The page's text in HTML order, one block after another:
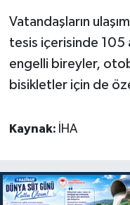
Vatandaşların
tesis içerisinde 105
engelli bireyler,
bisikletler için de
Kaynak: İHA